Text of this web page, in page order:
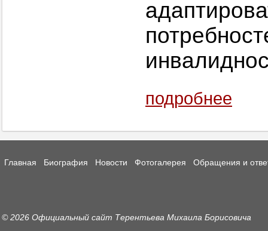
подробнее
Главная Биография Новости Фотогалерея Обращения и
© 2026 Официальный сайт Терентьева Михаила Борисовича